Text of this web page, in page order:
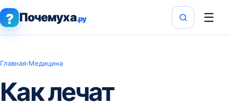
? Почемуха.ру ☰
Главная›Медицина
Как лечат